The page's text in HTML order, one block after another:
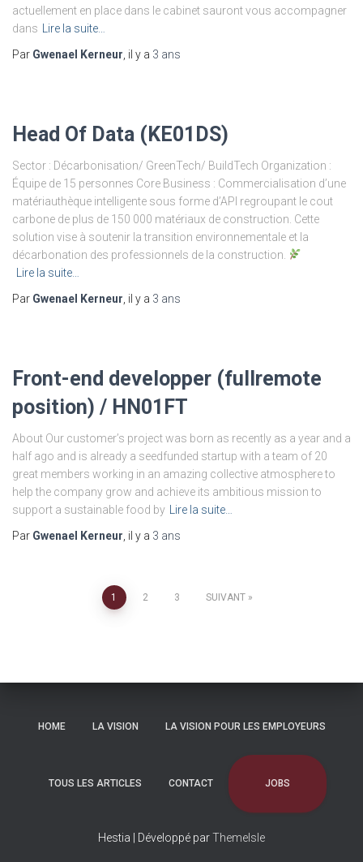
actuellement en place dans le cabinet sauront vous accompagner
dans
Lire la suite…
Par Gwenael Kerneur , il y a 3 ans
Head Of Data (KE01DS)
Sector : Décarbonisation/ GreenTech/ BuildTech Organization :
Équipe de 15 personnes Core Business : Commercialisation d’une
matériauthèque intelligente sous forme d’API regroupant le cout
carbone de plus de 150 000 matériaux de construction. Cette
solution vise à soutenir la transition environnementale et la
décarbonation des professionnels de la construction.
Lire la suite…
Par Gwenael Kerneur , il y a 3 ans
Front-end developper (fullremote
position) / HN01FT
About Our customer’s project was born as recently as a year and a
half ago and is already a seedfunded startup with a team of 20
great members working in an amazing collective atmosphere to
help the company grow and achieve its ambitious mission to
support a sustainable food by
Lire la suite…
Par Gwenael Kerneur , il y a 3 ans
Pagination
publications
1 2 3 SUIVANT
HOME LA VISION LA VISION POUR LES EMPLOYEURS
TOUS LES ARTICLES CONTACT JOBS
Hestia | Développé parThemeIsle